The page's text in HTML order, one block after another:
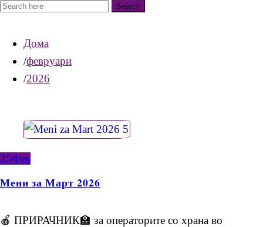
Search
Дома
февруари
2026
25Фев
Мени за Март 2026
🍎 ПРИРАЧНИК🏫 за операторите со храна во